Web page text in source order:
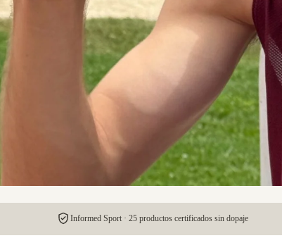
Informed Sport · 25 productos certificados sin dopaje